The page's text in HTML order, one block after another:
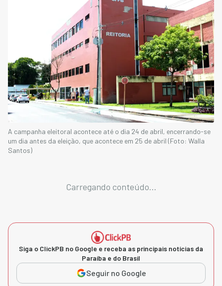
A campanha eleitoral acontece até o dia 24 de abril, encerrando-se
um dia antes da eleição, que acontece em 25 de abril (Foto: Walla
Santos)
Carregando conteúdo...
Siga o ClickPB no Google e receba as principais notícias da
Paraíba e do Brasil
Seguir no Google